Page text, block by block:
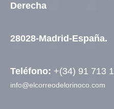
Derecha
28028-Madrid-España.
Teléfono: +(34) 91 713
info@elcorreodelorinoco.com